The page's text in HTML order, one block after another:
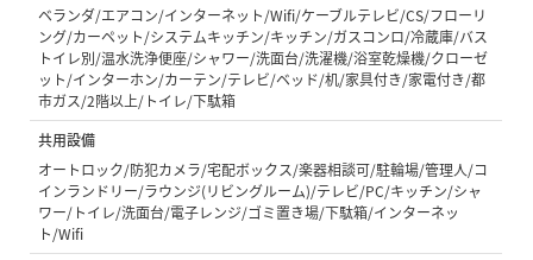
ベランダ/エアコン/インターネット/Wifi/ケーブルテレビ/CS/フローリ
ング/カーペット/システムキッチン/キッチン/ガスコンロ/冷蔵庫/バス
トイレ別/温水洗浄便座/シャワー/洗面台/洗濯機/浴室乾燥機/クローゼ
ット/インターホン/カーテン/テレビ/ベッド/机/家具付き/家電付き/都
市ガス/2階以上/トイレ/下駄箱
共用設備
オートロック/防犯カメラ/宅配ボックス/楽器相談可/駐輪場/管理人/コ
インランドリー/ラウンジ(リビングルーム)/テレビ/PC/キッチン/シャ
ワー/トイレ/洗面台/電子レンジ/ゴミ置き場/下駄箱/インターネッ
ト/Wifi